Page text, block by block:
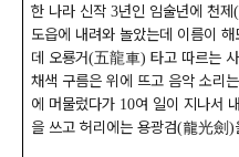
한 나라 신작 3년인 임술년에 천제(
도읍에 내려와 놀았는데 이름이 해
데 오룡거(五龍車) 타고 따르는
채색 구름은 위에 뜨고 음악 소리
에 머물렀다가 10여 일이 지나서
을 쓰고 허리에는 용광검(龍光劍)